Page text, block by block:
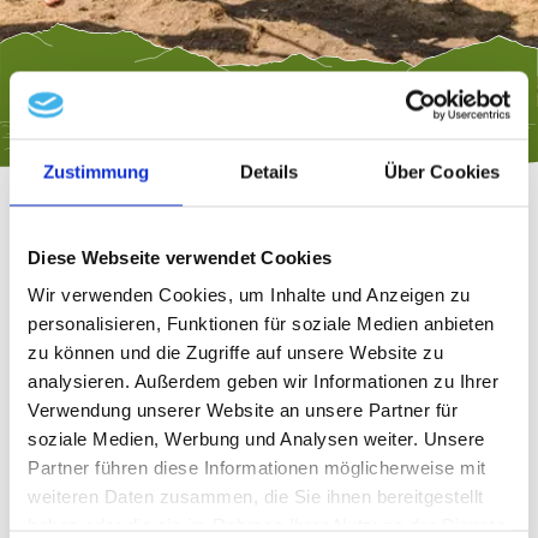
Zustimmung Details Über Cookies
Diese Webseite verwendet Cookies
Wir verwenden Cookies, um Inhalte und Anzeigen zu
personalisieren, Funktionen für soziale Medien anbieten
zu können und die Zugriffe auf unsere Website zu
analysieren. Außerdem geben wir Informationen zu Ihrer
Verwendung unserer Website an unsere Partner für
soziale Medien, Werbung und Analysen weiter. Unsere
Partner führen diese Informationen möglicherweise mit
weiteren Daten zusammen, die Sie ihnen bereitgestellt
Crash-Club Trucht'ling
International
Dorfweihnachtsgemeinschaft Truchtlaching
Förderkreis aktive Jugend + Jugendtreff
Truchtlaching